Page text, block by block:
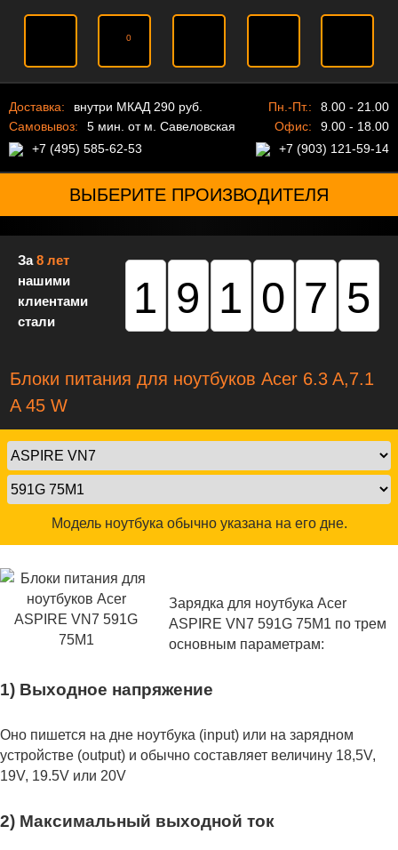
0
Доставка:
внутри МКАД 290 руб.
Самовывоз:
5 мин. от м. Савеловская
+7 (495) 585-62-53
Пн.-Пт.:
8.00 - 21.00
Офис:
9.00 - 18.00
+7 (903) 121-59-14
ВЫБЕРИТЕ ПРОИЗВОДИТЕЛЯ
За8 лет
нашими
клиентами
стали
191075
Блоки питания для ноутбуков Acer 6.3 A,7.1
A 45 W
Модель ноутбука обычно указана на его дне.
Зарядка для ноутбука Acer
ASPIRE VN7 591G 75M1 по трем
основным параметрам:
1) Выходное напряжение
Оно пишется на дне ноутбука (input) или на зарядном
устройстве (output) и обычно составляет величину 18,5V,
19V, 19.5V или 20V
2) Максимальный выходной ток